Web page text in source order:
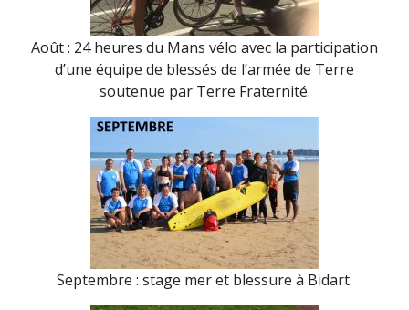
Août : 24 heures du Mans vélo avec la participation
d’une équipe de blessés de l’armée de Terre
soutenue par Terre Fraternité.
Septembre : stage mer et blessure à Bidart.